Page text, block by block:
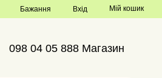
Бажання Вхід Мій кошик
098 04 05 888 Магазин